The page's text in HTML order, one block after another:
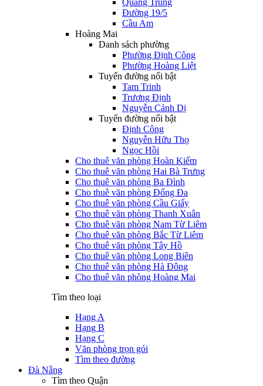
Quang Trung
Đường 19/5
Cầu Am
Hoàng Mai
Danh sách phường
Phường Định Công
Phường Hoàng Liệt
Tuyến đường nổi bật
Tam Trinh
Trương Định
Nguyễn Cảnh Dị
Tuyến đường nổi bật
Định Công
Nguyễn Hữu Thọ
Ngọc Hồi
Cho thuê văn phòng Hoàn Kiếm
Cho thuê văn phòng Hai Bà Trưng
Cho thuê văn phòng Ba Đình
Cho thuê văn phòng Đống Đa
Cho thuê văn phòng Cầu Giấy
Cho thuê văn phòng Thanh Xuân
Cho thuê văn phòng Nam Từ Liêm
Cho thuê văn phòng Bắc Từ Liêm
Cho thuê văn phòng Tây Hồ
Cho thuê văn phòng Long Biên
Cho thuê văn phòng Hà Đông
Cho thuê văn phòng Hoàng Mai
Tìm theo loại
Hạng A
Hạng B
Hạng C
Văn phòng trọn gói
Tìm theo đường
Đà Nẵng
Tìm theo Quận